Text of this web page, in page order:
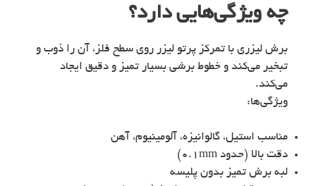
چه ویژگی‌هایی دارد؟
برش لیزری با تمرکز پرتو لیزر روی سطح فلز، آن را ذوب و
تبخیر می‌کند و خطوط برشی بسیار تمیز و دقیق ایجاد
می‌کند.
ویژگی‌ها:
مناسب استیل، گالوانیزه، آلومینیوم، آهن
دقت بالا (حدود 0.1mm)
لبه برش تمیز بدون پلیسه